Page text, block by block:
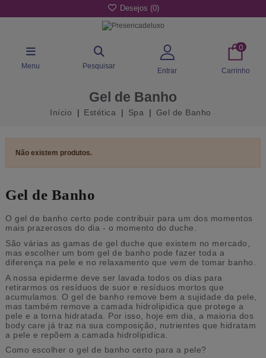
Desejos (0)
Menu Pesquisar
Entrar
0
Carrinho
Gel de Banho
Início Estética Spa Gel de Banho
Não existem produtos.
Gel de Banho
O gel de banho certo pode contribuir para um dos momentos
mais prazerosos do dia - o momento do duche.
São várias as gamas de gel duche que existem no mercado,
mas escolher um bom gel de banho pode fazer toda a
diferença na pele e no relaxamento que vem de tomar banho.
A nossa epiderme deve ser lavada todos os dias para
retirarmos os resíduos de suor e resíduos mortos que
acumulamos. O gel de banho remove bem a sujidade da pele,
mas também remove a camada hidrolipidica que protege a
pele e a torna hidratada. Por isso, hoje em dia, a maioria dos
body care já traz na sua composição, nutrientes que hidratam
a pele e repõem a camada hidrolipidica.
Como escolher o gel de banho certo para a pele?